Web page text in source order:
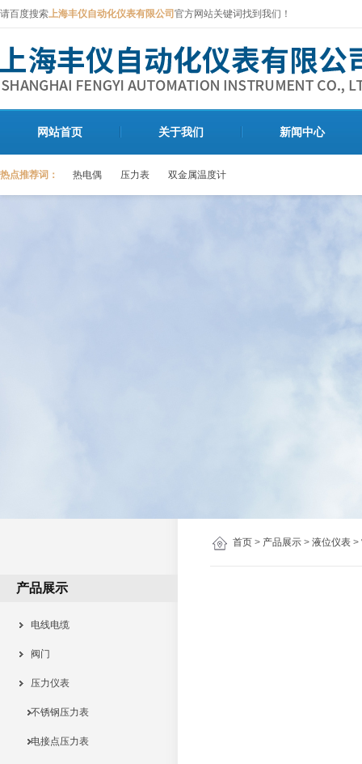
请百度搜索上海丰仪自动化仪表有限公司 官方网站关键词找到我们！
网站首页 关于我们 新闻中心
热点推荐词： 热电偶 压力表 双金属温度计
首页 > 产品展示 > 液位仪表 >
产品展示
电线电缆
阀门
压力仪表
不锈钢压力表
电接点压力表